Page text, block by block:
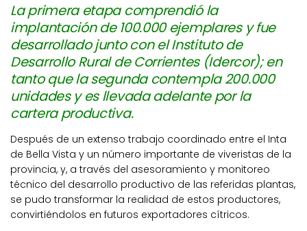
La primera etapa comprendió la
implantación de 100.000 ejemplares y fue
desarrollado junto con el Instituto de
Desarrollo Rural de Corrientes (Idercor); en
tanto que la segunda contempla 200.000
unidades y es llevada adelante por la
cartera productiva.
Después de un extenso trabajo coordinado entre el Inta
de Bella Vista y un número importante de viveristas de la
provincia, y, a través del asesoramiento y monitoreo
técnico del desarrollo productivo de las referidas plantas,
se pudo transformar la realidad de estos productores,
convirtiéndolos en futuros exportadores cítricos.